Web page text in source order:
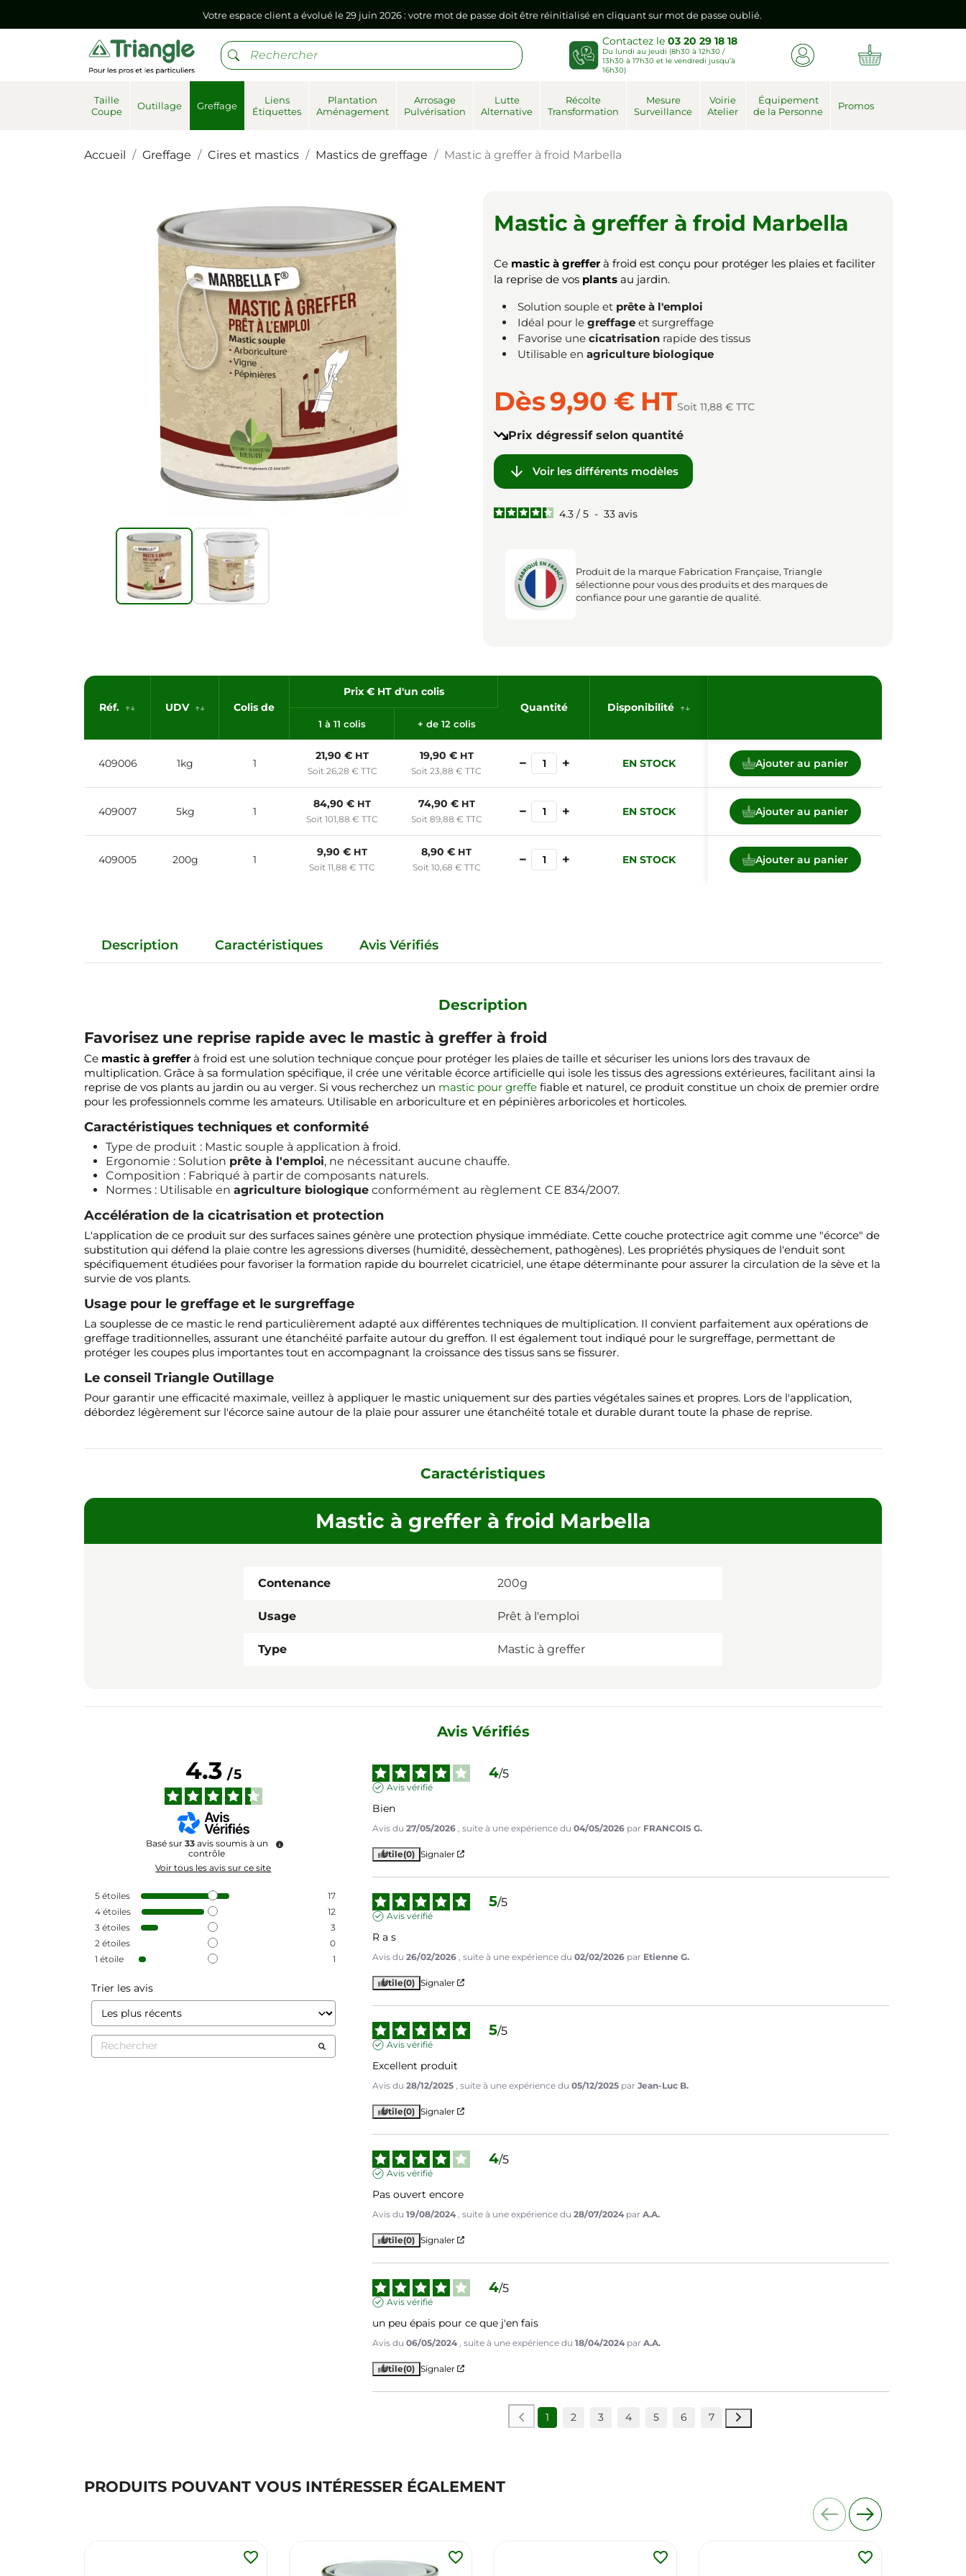
Si vous aviez mémorisé votre précédent mot de passe dans votre navigateur internet, il doit être réenregistré à la première connexion vers votre nouvel espace client.
Votre espace client a évolué le 29 juin 2026 : votre mot de passe doit être réinitialisé en cliquant sur mot de passe oublié.
Si vous aviez mémorisé votre précédent mot de passe dans votre navigateur internet, il doit être réenregistré à la première connexion vers votre nouvel espace client.
Contactez le03 20 29 18 18
Du lundi au jeudi (8h30 à 12h30 /
13h30 à 17h30 et le vendredi jusqu’à
16h30)
Taille
Coupe
Outillage Greffage
Liens
Étiquettes
Plantation
Aménagement
Arrosage
Pulvérisation
Lutte
Alternative
Récolte
Transformation
Mesure
Surveillance
Voirie
Atelier
Équipement
de la Personne
Promos
Accueil Greffage Cires et mastics Mastics de greffage Mastic à greffer à froid Marbella
Mastic à greffer à froid Marbella
Ce mastic à grefferà froid est conçu pour protéger les plaies et faciliter
la reprise de vos plants au jardin.
Solution souple et prête à l'emploi
Idéal pour le greffage et surgreffage
Favorise une cicatrisation rapide des tissus
Utilisable en agriculture biologique
Dès9,90 € HTSoit 11,88 € TTC
Prix dégressif selon quantité
 Voir les différents modèles
4.3 / 5 - 33 avis
Produit de la marque Fabrication Française, Triangle
sélectionne pour vous des produits et des marques de
confiance pour une garantie de qualité.
Réf. UDV Colis de
Prix € HT d'un colis
Quantité
Disponibilité
1 à 11 colis + de 12 colis
409006 1kg 1
21,90 € HT
Soit 26,28 € TTC
19,90 € HT
Soit 23,88 € TTC − + EN STOCK Ajouter au panier
409007 5kg 1
84,90 € HT
Soit 101,88 € TTC
74,90 € HT
Soit 89,88 € TTC − + EN STOCK Ajouter au panier
409005 200g 1
9,90 € HT
Soit 11,88 € TTC
8,90 € HT
Soit 10,68 € TTC − + EN STOCK Ajouter au panier
Description Caractéristiques Avis Vérifiés
Description
Favorisez une reprise rapide avec le mastic à greffer à froid
Ce mastic à grefferà froid est une solution technique conçue pour protéger les plaies de taille et sécuriser les unions lors des travaux de
multiplication. Grâce à sa formulation spécifique, il crée une véritable écorce artificielle qui isole les tissus des agressions extérieures, facilitant ainsi la
reprise de vos plants au jardin ou au verger. Si vous recherchez un mastic pour greffe fiable et naturel, ce produit constitue un choix de premier ordre
pour les professionnels comme les amateurs. Utilisable en arboriculture et en pépinières arboricoles et horticoles.
Caractéristiques techniques et conformité
Type de produit : Mastic souple à application à froid.
Ergonomie : Solution prête à l'emploi, ne nécessitant aucune chauffe.
Composition : Fabriqué à partir de composants naturels.
Normes : Utilisable en agriculture biologique conformément au règlement CE 834/2007.
Accélération de la cicatrisation et protection
L'application de ce produit sur des surfaces saines génère une protection physique immédiate. Cette couche protectrice agit comme une "écorce" de
substitution qui défend la plaie contre les agressions diverses (humidité, dessèchement, pathogènes). Les propriétés physiques de l'enduit sont
spécifiquement étudiées pour favoriser la formation rapide du bourrelet cicatriciel, une étape déterminante pour assurer la circulation de la sève et la
survie de vos plants.
Usage pour le greffage et le surgreffage
La souplesse de ce mastic le rend particulièrement adapté aux différentes techniques de multiplication. Il convient parfaitement aux opérations de
greffage traditionnelles, assurant une étanchéité parfaite autour du greffon. Il est également tout indiqué pour le surgreffage, permettant de
protéger les coupes plus importantes tout en accompagnant la croissance des tissus sans se fissurer.
Le conseil Triangle Outillage
Pour garantir une efficacité maximale, veillez à appliquer le mastic uniquement sur des parties végétales saines et propres. Lors de l'application,
débordez légèrement sur l'écorce saine autour de la plaie pour assurer une étanchéité totale et durable durant toute la phase de reprise.
Caractéristiques
Mastic à greffer à froid Marbella
Contenance 200g
Usage Prêt à l'emploi
Type Mastic à greffer
Avis Vérifiés
4.3/5
Basé sur 33 avis soumis à un
contrôle
Voir tous les avis sur ce site
5 étoiles
17
4 étoiles
12
3 étoiles
3
2 étoiles
0
1 étoile 1
Trier les avis
4/5
Avis vérifié
Bien
Avis du 27/05/2026 , suite à une expérience du 04/05/2026 par FRANCOIS G.
Utile(0) Signaler
5/5
Avis vérifié
R a s
Avis du 26/02/2026 , suite à une expérience du 02/02/2026 par Etienne G.
Utile(0) Signaler
5/5
Avis vérifié
Excellent produit
Avis du 28/12/2025 , suite à une expérience du 05/12/2025 par Jean-Luc B.
Utile(0) Signaler
4/5
Avis vérifié
Pas ouvert encore
Avis du 19/08/2024 , suite à une expérience du 28/07/2024 par A.A.
Utile(0) Signaler
4/5
Avis vérifié
un peu épais pour ce que j'en fais
Avis du 06/05/2024 , suite à une expérience du 18/04/2024 par A.A.
Utile(0) Signaler
1 2 3 4 5 6 7
PRODUITS POUVANT VOUS INTÉRESSER ÉGALEMENT
favorite_border favorite_border favorite_border favorite_border